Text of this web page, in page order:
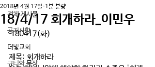
전체 게시물
공지사항
더빛교회
큐티와 묵상
18/4/17 회개하라_이민우
2018년 4월 17일 1분 분량
180417(화)
제목: 회개하라